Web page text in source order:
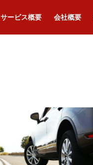
サービス概要 会社概要